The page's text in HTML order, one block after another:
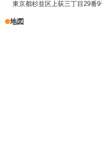
東京都杉並区上荻三丁目29番
地図